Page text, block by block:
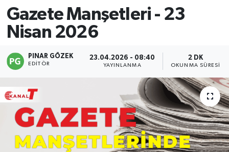
Gazete Manşetleri - 23
Nisan 2026
PINAR GÖZEK
EDITÖR
23.04.2026 - 08:40
YAYINLANMA
2 DK
OKUNMA SÜRESI